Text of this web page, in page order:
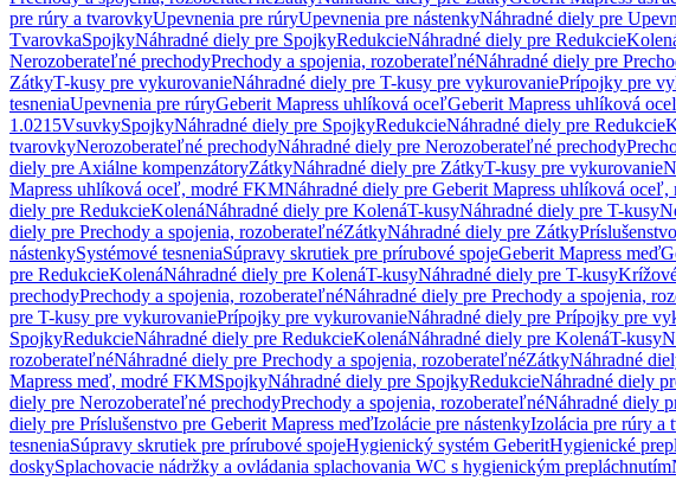
pre rúry a tvarovkyUpevnenia pre rúryUpevnenia pre nástenkyNáhradné diely pre
TvarovkaSpojkyNáhradné diely pre SpojkyRedukcieNáhradné diely pre Redukcie
Nerozoberateľné prechodyPrechody a spojenia, rozoberateľnéNáhradné diely pre
ZátkyT-kusy pre vykurovanieNáhradné diely pre T-kusy pre vykurovaniePrípojky pre
tesneniaUpevnenia pre rúryGeberit Mapress uhlíková oceľGeberit Mapress uhlíková
1.0215VsuvkySpojkyNáhradné diely pre SpojkyRedukcieNáhradné diely pre Redukcie
tvarovkyNerozoberateľné prechodyNáhradné diely pre Nerozoberateľné prechody
diely pre Axiálne kompenzátoryZátkyNáhradné diely pre ZátkyT-kusy pre vykurovanie
Mapress uhlíková oceľ, modré FKMNáhradné diely pre Geberit Mapress uhlíková
diely pre RedukcieKolenáNáhradné diely pre KolenáT-kusyNáhradné diely pre T-kusy
diely pre Prechody a spojenia, rozoberateľnéZátkyNáhradné diely pre Zátky
nástenkySystémové tesneniaSúpravy skrutiek pre prírubové spojeGeberit Mapress meď
pre RedukcieKolenáNáhradné diely pre KolenáT-kusyNáhradné diely pre T-kusy
prechodyPrechody a spojenia, rozoberateľnéNáhradné diely pre Prechody a spojenia,
pre T-kusy pre vykurovaniePrípojky pre vykurovanieNáhradné diely pre Prípojky pre
SpojkyRedukcieNáhradné diely pre RedukcieKolenáNáhradné diely pre KolenáT-kusy
rozoberateľnéNáhradné diely pre Prechody a spojenia, rozoberateľnéZátkyNáhradné
Mapress meď, modré FKMSpojkyNáhradné diely pre SpojkyRedukcieNáhradné diely
diely pre Nerozoberateľné prechodyPrechody a spojenia, rozoberateľnéNáhradné diely
diely pre Príslušenstvo pre Geberit Mapress meďIzolácie pre nástenkyIzolácia pre rúry a
tesneniaSúpravy skrutiek pre prírubové spojeHygienický systém GeberitHygienické
doskySplachovacie nádržky a ovládania splachovania WC s hygienickým prepláchnutím